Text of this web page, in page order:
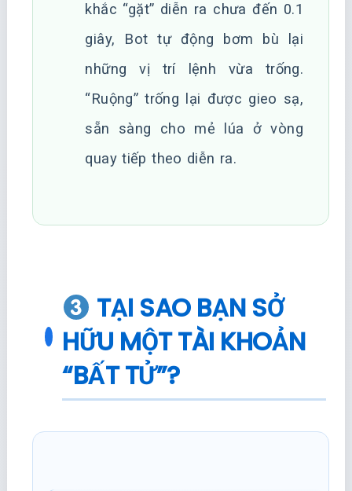
khắc “gặt” diễn ra chưa đến 0.1
giây, Bot tự động bơm bù lại
những vị trí lệnh vừa trống.
“Ruộng” trống lại được gieo sạ,
sẵn sàng cho mẻ lúa ở vòng
quay tiếp theo diễn ra.
TẠI SAO BẠN SỞ
HỮU MỘT TÀI KHOẢN
“BẤT TỬ”?